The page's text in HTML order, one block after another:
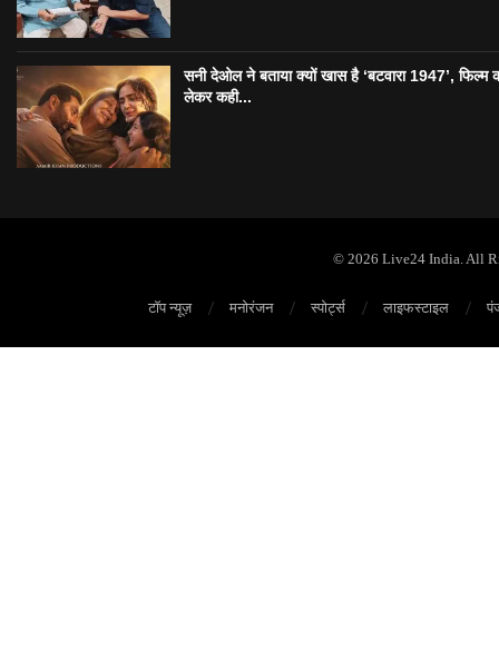
सनी देओल ने बताया क्यों खास है ‘बटवारा 1947’, फिल्म
लेकर कही...
© 2026 Live24 India. All
टॉप न्यूज़ मनोरंजन स्पोर्ट्स लाइफस्टाइल